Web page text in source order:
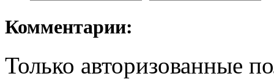
Комментарии:
Только авторизованные